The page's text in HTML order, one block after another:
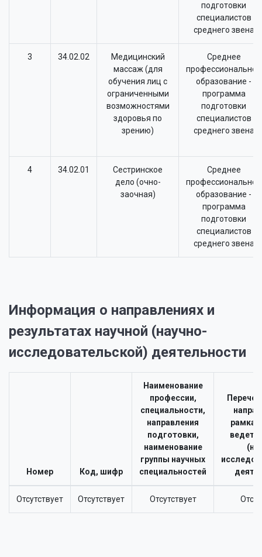
подготовки
специалистов
среднего звена
3 34.02.02
Медицинский
массаж (для
обучения лиц с
ограниченными
возможностями
здоровья по
зрению)
Среднее
профессиональное
образование -
программа
подготовки
специалистов
среднего звена
4 34.02.01
Сестринское
дело (очно-
заочная)
Среднее
профессиональное
образование -
программа
подготовки
специалистов
среднего звена
Информация о направлениях и
результатах научной (научно-
исследовательской) деятельности
Номер Код, шифр
Наименование
профессии,
специальности,
направления
подготовки,
наименование
группы научных
специальностей
Отсутствует Отсутствует Отсутствует